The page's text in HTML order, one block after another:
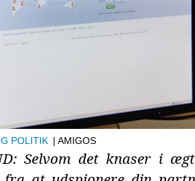
POLITIK | AMIGOS
Selvom det knaser i